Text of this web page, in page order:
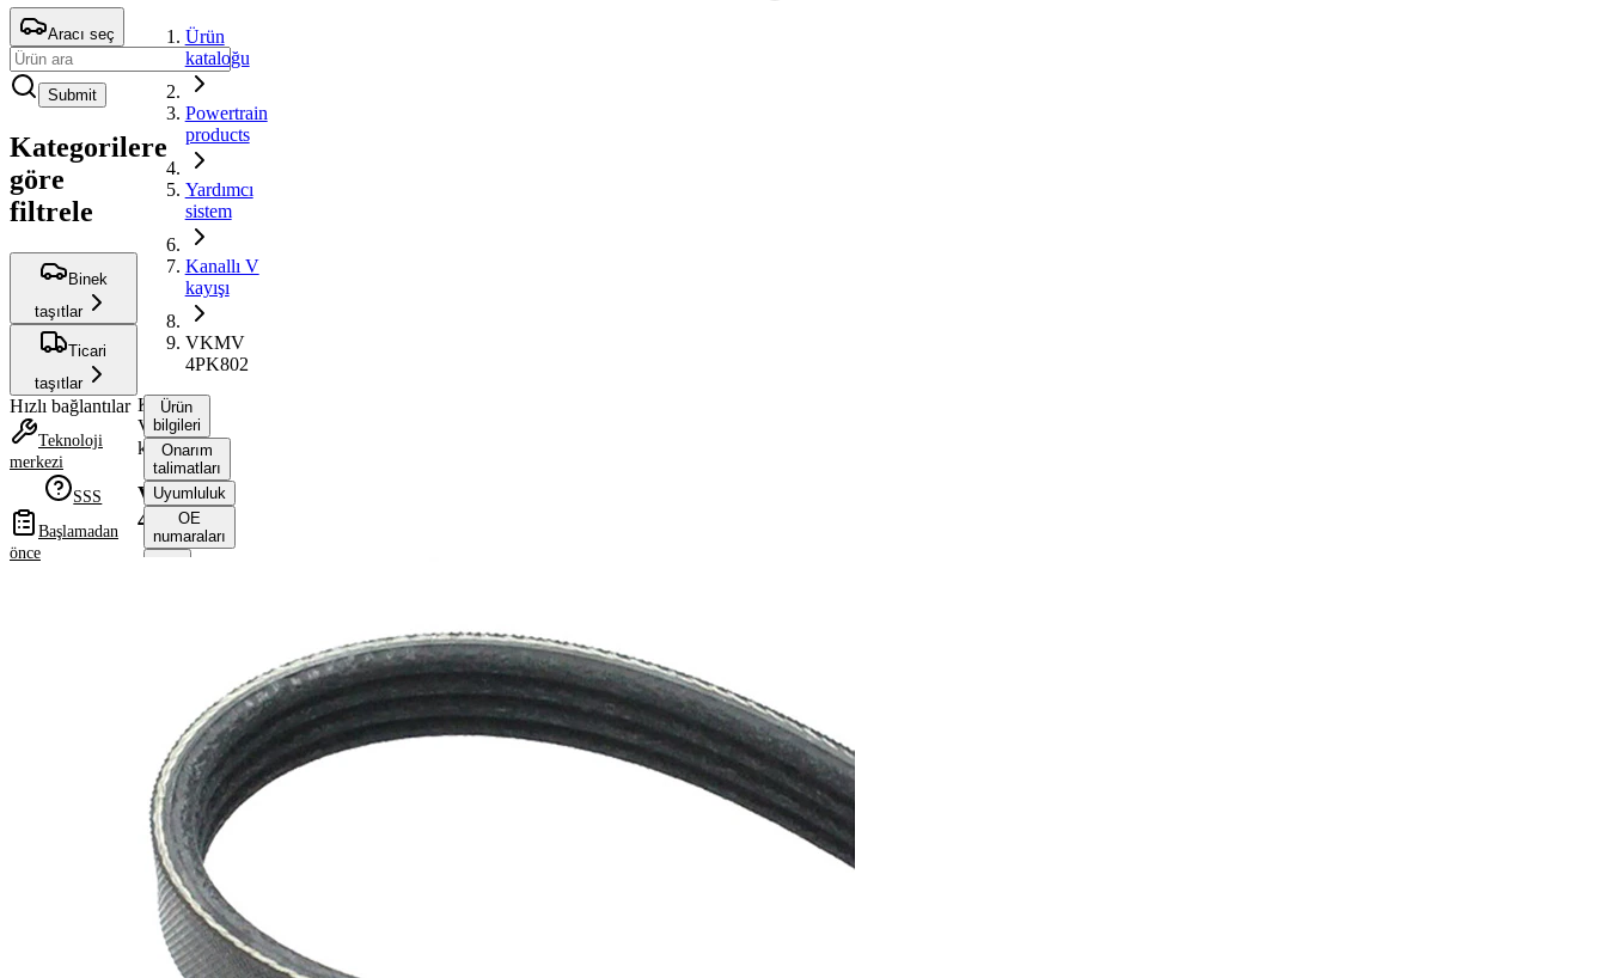
Aracı seç
Submit
Kategorilere
göre
filtrele
Binek
taşıtlar
Ticari
taşıtlar
Hızlı bağlantılar
Teknoloji
merkezi
SSS
Başlamadan
önce
Ürün
kataloğu
Powertrain
products
Yardımcı
sistem
Kanallı V
kayışı
VKMV
4PK802
Kanallı
V
kayışı
VKMV
4PK802
Ürün
bilgileri
Onarım
talimatları
Uyumluluk
OE
numaraları
14,24
mm
Renk
siyah
Kaburga
sayısı
4
SVHC
SVHC
maddesi
Kayış
malzemesi
(Etilen
Propilen
Dien